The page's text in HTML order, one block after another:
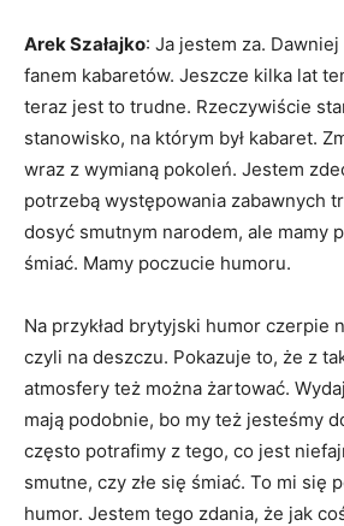
Arek Szałajko: Ja jestem za.
fanem kabaretów. Jeszcze kilka lat
teraz jest to trudne. Rzeczywiście
stanowisko, na którym był kabaret.
wraz z wymianą pokoleń. Jestem
potrzebą występowania zabawnych
dosyć smutnym narodem, ale mamy
śmiać. Mamy poczucie humoru.
Na przykład brytyjski humor czerpie
czyli na deszczu. Pokazuje to, że z
atmosfery też można żartować.
mają podobnie, bo my też jesteśmy
często potrafimy z tego, co jest
smutne, czy złe się śmiać. To mi się
humor. Jestem tego zdania, że jak